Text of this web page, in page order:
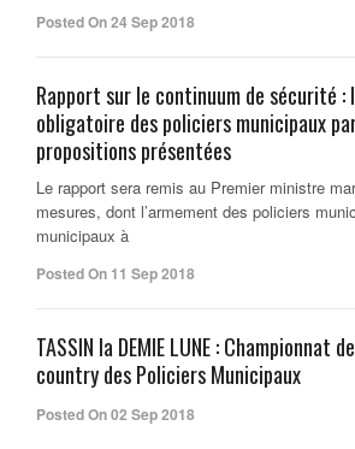
Posted On 24 Sep 2018
Rapport sur le continuum de sécurité :
obligatoire des policiers municipaux
propositions présentées
Le rapport sera remis au Premier ministre
mesures, dont l’armement des policiers
municipaux à
Posted On 11 Sep 2018
TASSIN la DEMIE LUNE : Championnat
country des Policiers Municipaux
Posted On 02 Sep 2018